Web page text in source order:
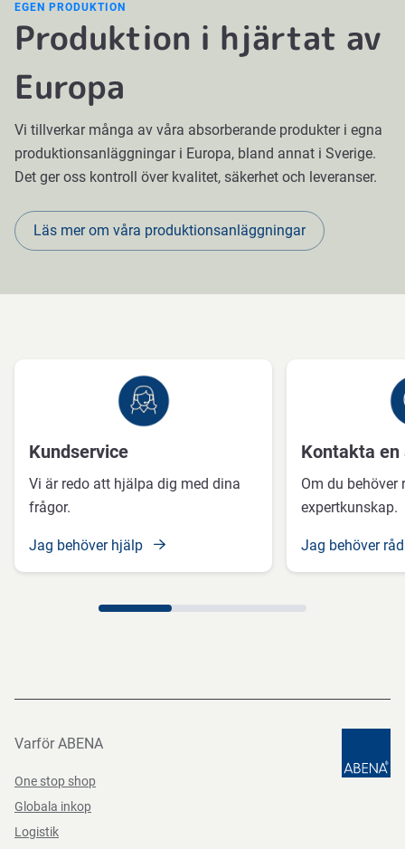
EGEN PRODUKTION
Produktion i hjärtat av
Europa
Vi tillverkar många av våra absorberande produkter i egna
produktionsanläggningar i Europa, bland annat i Sverige.
Det ger oss kontroll över kvalitet, säkerhet och leveranser.
Läs mer om våra produktionsanläggningar
Kundservice
Vi är redo att hjälpa dig med dina
frågor.
Jag behöver hjälp
Kontakta
Om du behöver
expertkunskap.
Jag behöver
Varför ABENA
One stop shop
Globala inkop
Logistik